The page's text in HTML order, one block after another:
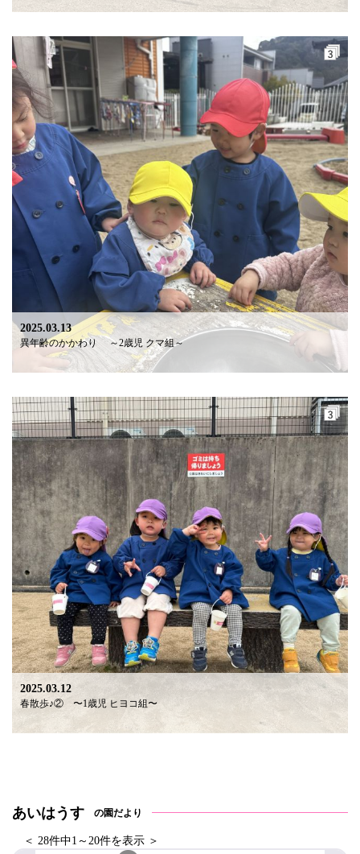
2025.03.13
異年齢のかかわり ～2歳児 クマ組～
2025.03.12
春散歩♪② 〜1歳児 ヒヨコ組〜
あいはうす の園だより
＜ 28件中1～20件を表示 ＞